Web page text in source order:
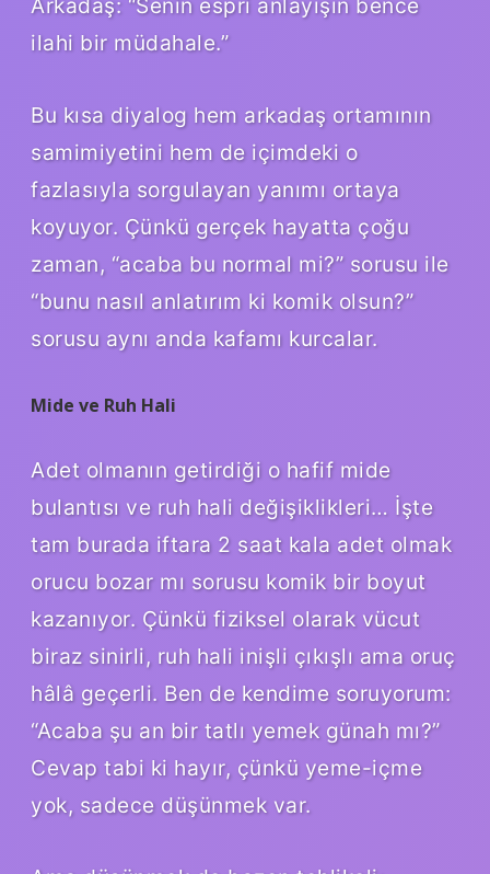
Arkadaş: “Senin espri anlayışın bence
ilahi bir müdahale.”
Bu kısa diyalog hem arkadaş ortamının
samimiyetini hem de içimdeki o
fazlasıyla sorgulayan yanımı ortaya
koyuyor. Çünkü gerçek hayatta çoğu
zaman, “acaba bu normal mi?” sorusu ile
“bunu nasıl anlatırım ki komik olsun?”
sorusu aynı anda kafamı kurcalar.
Mide ve Ruh Hali
Adet olmanın getirdiği o hafif mide
bulantısı ve ruh hali değişiklikleri… İşte
tam burada iftara 2 saat kala adet olmak
orucu bozar mı sorusu komik bir boyut
kazanıyor. Çünkü fiziksel olarak vücut
biraz sinirli, ruh hali inişli çıkışlı ama oruç
hâlâ geçerli. Ben de kendime soruyorum:
“Acaba şu an bir tatlı yemek günah mı?”
Cevap tabi ki hayır, çünkü yeme-içme
yok, sadece düşünmek var.